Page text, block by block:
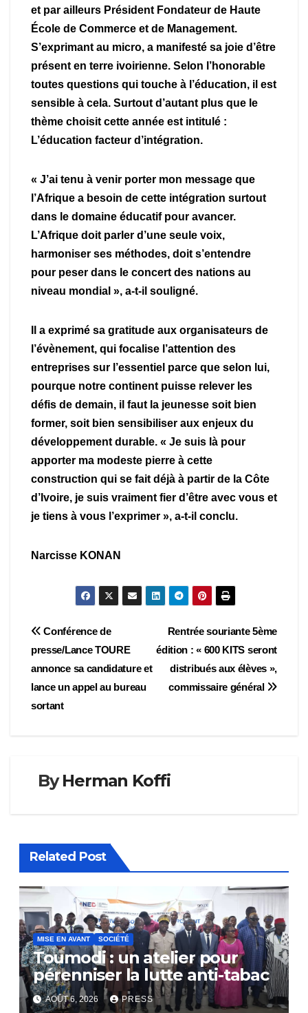
et par ailleurs Président Fondateur de Haute
École de Commerce et de Management.
S’exprimant au micro, a manifesté sa joie d’être
présent en terre ivoirienne. Selon l’honorable
toutes questions qui touche à l’éducation, il est
sensible à cela. Surtout d’autant plus que le
thème choisit cette année est intitulé :
L’éducation facteur d’intégration.
« J’ai tenu à venir porter mon message que
l’Afrique a besoin de cette intégration surtout
dans le domaine éducatif pour avancer.
L’Afrique doit parler d’une seule voix,
harmoniser ses méthodes, doit s’entendre
pour peser dans le concert des nations au
niveau mondial », a-t-il souligné.
Il a exprimé sa gratitude aux organisateurs de
l’évènement, qui focalise l’attention des
entreprises sur l’essentiel parce que selon lui,
pourque notre continent puisse relever les
défis de demain, il faut la jeunesse soit bien
former, soit bien sensibiliser aux enjeux du
développement durable. « Je suis là pour
apporter ma modeste pierre à cette
construction qui se fait déjà à partir de la Côte
d’Ivoire, je suis vraiment fier d’être avec vous et
je tiens à vous l’exprimer », a-t-il conclu.
Narcisse KONAN
Navigation
de
l’article
Rentrée souriante 5ème
édition : « 600 KITS seront
distribués aux élèves »,
commissaire général
Conférence de
presse/Lance TOURE
annonce sa candidature et
lance un appel au bureau
sortant
ByHerman Koffi
Related Post
MISE EN AVANT SOCIÉTÉ
Toumodi : un atelier pour
pérenniser la lutte anti-tabac
AOÛT 6, 2026 PRESS